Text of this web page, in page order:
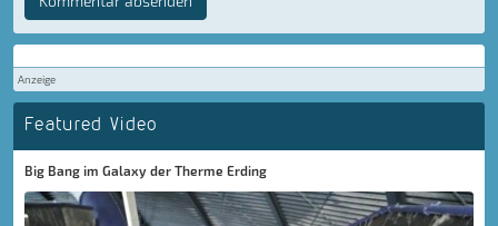
Anzeige
Featured Video
Big Bang im Galaxy der Therme Erding